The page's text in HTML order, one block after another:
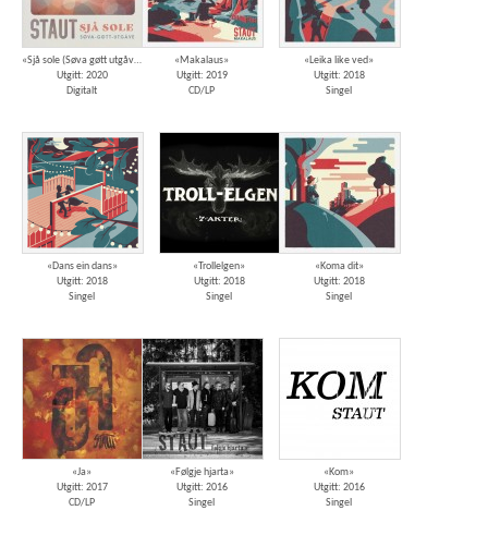
«Sjå sole (Søva gøtt utgåve)»
Utgitt: 2020
Digitalt
«Makalaus»
Utgitt: 2019
CD/LP
«Leika like ved»
Utgitt: 2018
Singel
«Dans ein dans»
Utgitt: 2018
Singel
«Trollelgen»
Utgitt: 2018
Singel
«Koma dit»
Utgitt: 2018
Singel
«Ja»
Utgitt: 2017
CD/LP
«Følgje hjarta»
Utgitt: 2016
Singel
«Kom»
Utgitt: 2016
Singel